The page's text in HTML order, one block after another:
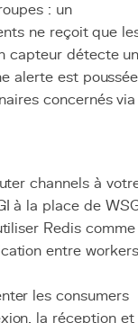
: un
ne reçoit que
capteur détecte
alerte est poussée
concernés via
channels à
à la place de
Redis comme
entre workers
les consumers
la réception et